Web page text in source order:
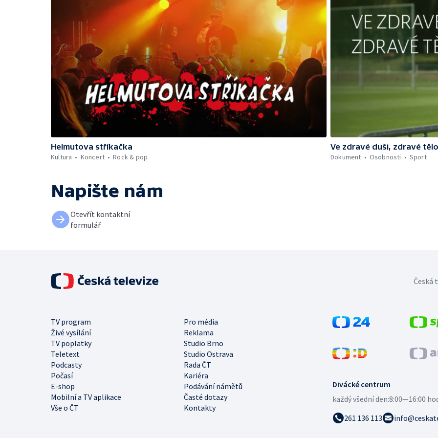
Helmutova stříkačka
Kultura
Koncert Rock & pop
Ve zdravé duši, zdravé tělo
Dokument
Osobnosti Sport
Napište nám
Otevřít kontaktní
formulář
Divácké centrum
každý všední den:8:00—16:00
261 136 113
TV program
Pro média
Živé vysílání
Reklama
TV poplatky
Studio Brno
Teletext
Studio Ostrava
Podcasty
Rada ČT
Počasí
Kariéra
E-shop
Podávání námětů
Mobilní a TV aplikace
Časté dotazy
Vše o ČT
Kontakty
Česká